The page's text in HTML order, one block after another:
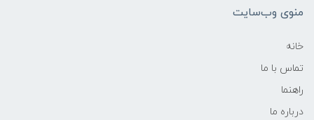
منوی وب‌سایت
خانه
تماس با ما
راهنما
درباره ما